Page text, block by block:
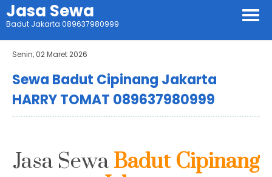
Jasa Sewa
Badut Jakarta 089637980999
Senin, 02 Maret 2026
Sewa Badut Cipinang Jakarta
HARRY TOMAT 089637980999
Jasa Sewa Badut Cipinang